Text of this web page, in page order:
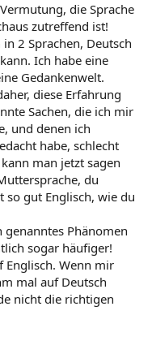
die Sprache
zutreffend ist!
2 Sprachen, Deutsch
Ich habe eine
Gedankenwelt.
diese Erfahrung
Sachen, die ich mir
und denen ich
habe, schlecht
man jetzt sagen
du
so gut Englisch, wie du
genanntes Phänomen
sogar häufiger!
Englisch. Wenn mir
mal auf Deutsch
nicht die richtigen